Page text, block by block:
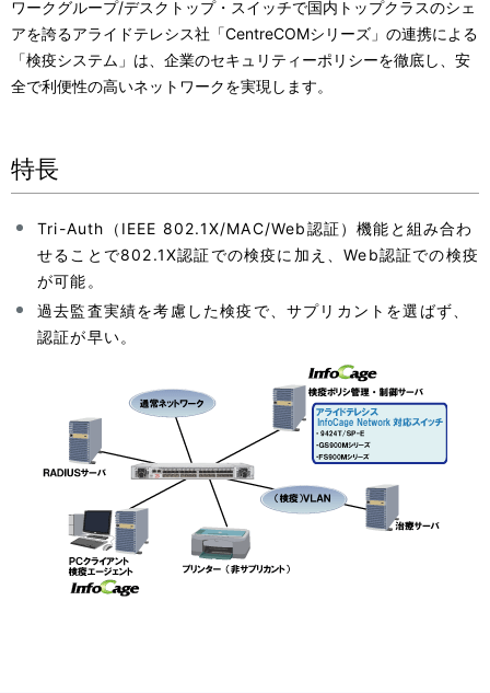
示
し
て
ま
ゲ
ー
シ
ン
ワークグループ/デスクトップ・スイッチで国内トップクラスのシェ
アを誇るアライドテレシス社「CentreCOMシリーズ」の連携による
「検疫システム」は、企業のセキュリティーポリシーを徹底し、安
全で利便性の高いネットワークを実現します。
特長
Tri-Auth（IEEE 802.1X/MAC/Web認証）機能と組み合わ
せることで802.1X認証での検疫に加え、Web認証での検疫
が可能。
過去監査実績を考慮した検疫で、サプリカントを選ばず、
認証が早い。